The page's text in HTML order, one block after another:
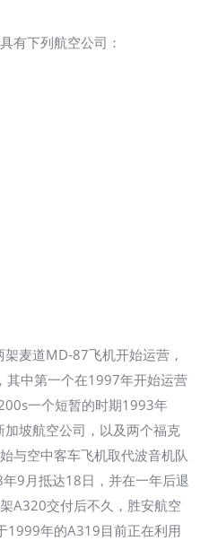
有下列航空公司：
麦道MD-87飞机开始运营，
中第一个在1997年开始运营
一个短暂的时期1993年
坡航空公司，以及两个福克
与空中客车飞机取代波音机队
9月抵达18日，并在一年后退
A320交付后不久，胜安航空
1999年的A319目前正在利用